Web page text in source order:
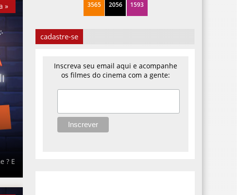
? E
»
» 3565 2056 1593
cadastre-se
Inscreva seu email aqui e acompanhe
os filmes do cinema com a gente: